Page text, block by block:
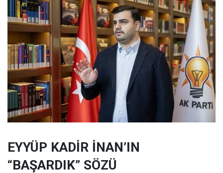
EYYÜP KADİR İNAN’IN
“BAŞARDIK” SÖZÜ